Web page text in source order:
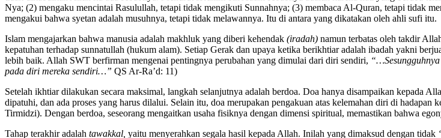
Nya; (2) mengaku mencintai Rasulullah, tetapi tidak mengikuti Sunnahnya; (3) membaca Al-Quran, tetapi tidak
mengakui bahwa syetan adalah musuhnya, tetapi tidak melawannya. Itu di antara yang dikatakan oleh ahli sufi itu.
Islam mengajarkan bahwa manusia adalah makhluk yang diberi kehendak (iradah) namun terbatas oleh takdir
kepatuhan terhadap sunnatullah (hukum alam). Setiap Gerak dan upaya ketika berikhtiar adalah ibadah yakni
lebih baik. Allah SWT berfirman mengenai pentingnya perubahan yang dimulai dari diri sendiri,
pada diri mereka sendiri…” QS Ar-Ra’d: 11)
Setelah ikhtiar dilakukan secara maksimal, langkah selanjutnya adalah berdoa. Doa hanya disampaikan kepada
dipatuhi, dan ada proses yang harus dilalui. Selain itu, doa merupakan pengakuan atas kelemahan diri di hadapan
Tirmidzi). Dengan berdoa, seseorang mengaitkan usaha fisiknya dengan dimensi spiritual, memastikan bahwa
Tahap terakhir adalah tawakkal, yaitu menyerahkan segala hasil kepada Allah. Inilah yang dimaksud dengan tidak